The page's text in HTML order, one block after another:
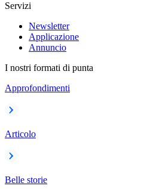
Servizi
Newsletter
Applicazione
Annuncio
I nostri formati di punta
Approfondimenti
Articolo
Belle storie